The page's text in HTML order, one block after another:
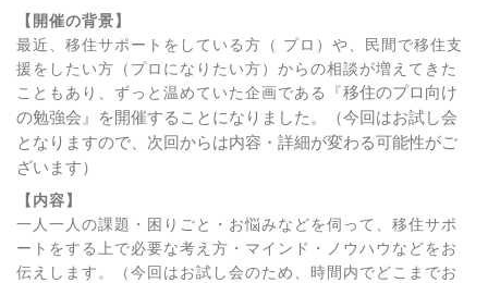
【開催の背景】
最近、移住サポートをしている方（ プロ）や、民間で移住支
援をしたい方（プロになりたい方）からの相談が増えてきた
こともあり、ずっと温めていた企画である『移住のプロ向け
の勉強会』を開催することになりました。（今回はお試し会
となりますので、次回からは内容・詳細が変わる可能性がご
ざいます）
【内容】
一人一人の課題・困りごと・お悩みなどを伺って、移住サポ
ートをする上で必要な考え方・マインド・ノウハウなどをお
伝えします。（今回はお試し会のため、時間内でどこまでお